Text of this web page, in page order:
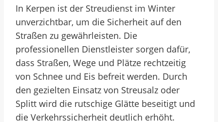
In Kerpen ist der Streudienst im Winter
unverzichtbar, um die Sicherheit auf den
Straßen zu gewährleisten. Die
professionellen Dienstleister sorgen dafür,
dass Straßen, Wege und Plätze rechtzeitig
von Schnee und Eis befreit werden. Durch
den gezielten Einsatz von Streusalz oder
Splitt wird die rutschige Glätte beseitigt und
die Verkehrssicherheit deutlich erhöht.